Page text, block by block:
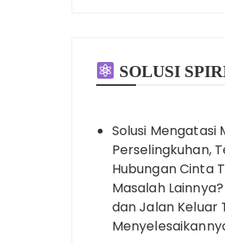
SOLUSI
Solusi Mengatasi
Perselingkuhan,
Hubungan Cinta
Masalah
dan Jalan Keluar